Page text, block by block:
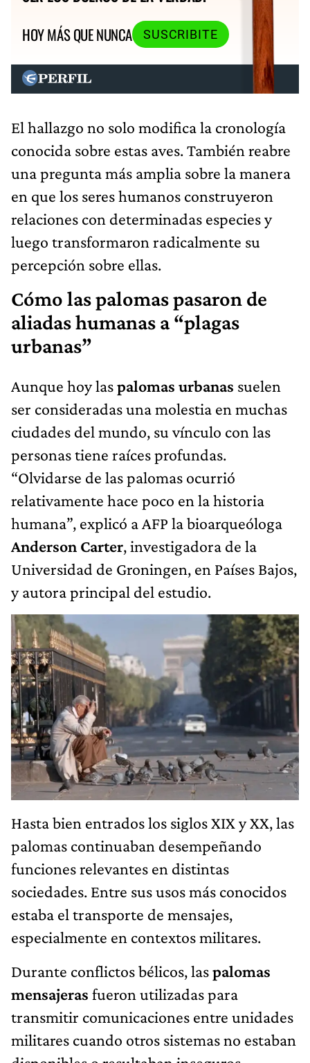
HOY MÁS QUE NUNCA
SUSCRIBITE
El hallazgo no solo modifica la cronología
conocida sobre estas aves. También reabre
una pregunta más amplia sobre la manera
en que los seres humanos construyeron
relaciones con determinadas especies y
luego transformaron radicalmente su
percepción sobre ellas.
Cómo las palomas pasaron de
aliadas humanas a “plagas
urbanas”
Aunque hoy laspalomas urbanas suelen
ser consideradas una molestia en muchas
ciudades del mundo, su vínculo con las
personas tiene raíces profundas.
“Olvidarse de las palomas ocurrió
relativamente hace poco en la historia
humana”, explicó a AFP la bioarqueóloga
Anderson Carter, investigadora de la
Universidad de Groningen, en Países Bajos,
y autora principal del estudio.
Hasta bien entrados los siglos XIX y XX, las
palomas continuaban desempeñando
funciones relevantes en distintas
sociedades. Entre sus usos más conocidos
estaba el transporte de mensajes,
especialmente en contextos militares.
Durante conflictos bélicos, laspalomas
mensajeras fueron utilizadas para
transmitir comunicaciones entre unidades
militares cuando otros sistemas no estaban